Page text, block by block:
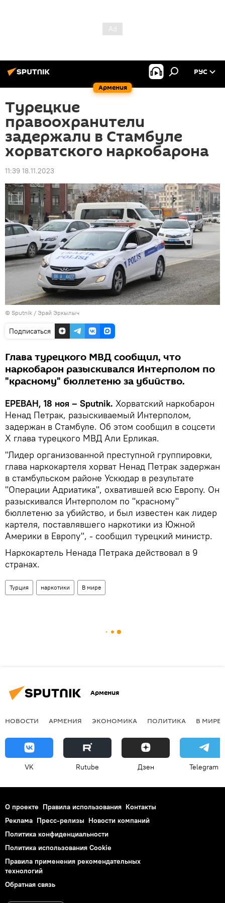
Армения
РУС
Турецкие
правоохранители
задержали в Стамбуле
хорватского наркобарона
11:39 18.11.2023
© Sputnik / Эрай Эркылыч
Подписаться
Глава турецкого МВД сообщил, что
наркобарон разыскивался Интерполом по
"красному" бюллетеню за убийство.
ЕРЕВАН, 18 ноя – Sputnik. Хорватский наркобарон
Ненад Петрак, разыскиваемый Интерполом,
задержан в Стамбуле. Об этом сообщил в соцсети
Х глава турецкого МВД Али Ерликая.
"Лидер организованной преступной группировки,
глава наркокартеля хорват Ненад Петрак задержан
в стамбульском районе Ускюдар в результате
"Операции Адриатика", охватившей всю Европу. Он
разыскивался Интерполом по "красному"
бюллетеню за убийство, и был известен как лидер
картеля, поставлявшего наркотики из Южной
Америки в Европу", - сообщил турецкий министр.
Наркокартель Ненада Петрака действовал в 9
странах.
Турция наркотики В мире
Армения
НОВОСТИ АРМЕНИЯ ЭКОНОМИКА ПОЛИТИКА В МИРЕ
VK Rutube Дзен Telegram
О проекте Правила использования Контакты
Реклама Пресс-релизы Новости компаний
Политика конфиденциальности
Политика использования Cookie
Правила применения рекомендательных
технологий
Обратная связь